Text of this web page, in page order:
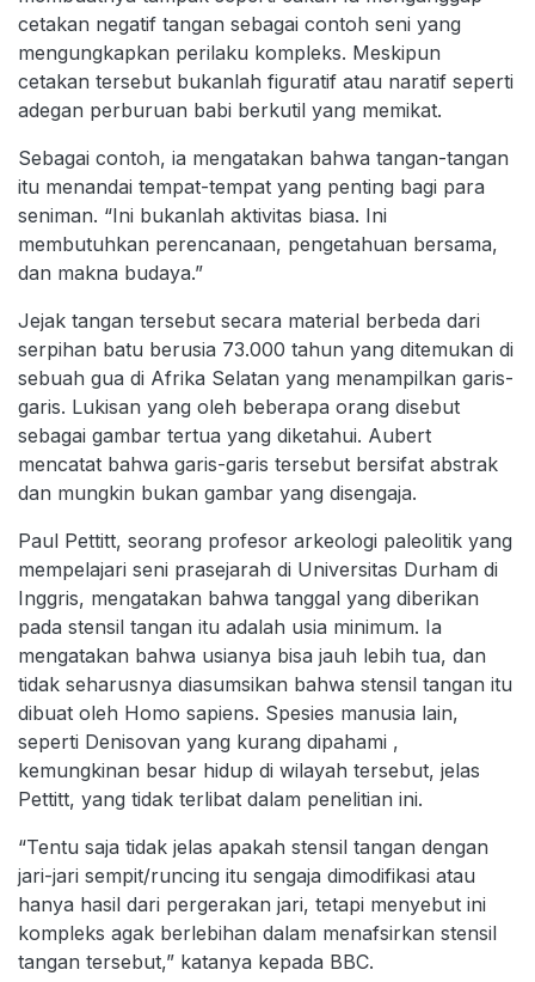
cetakan negatif tangan sebagai contoh seni yang
mengungkapkan perilaku kompleks. Meskipun
cetakan tersebut bukanlah figuratif atau naratif seperti
adegan perburuan babi berkutil yang memikat.
Sebagai contoh, ia mengatakan bahwa tangan-tangan
itu menandai tempat-tempat yang penting bagi para
seniman. “Ini bukanlah aktivitas biasa. Ini
membutuhkan perencanaan, pengetahuan bersama,
dan makna budaya.”
Jejak tangan tersebut secara material berbeda dari
serpihan batu berusia 73.000 tahun yang ditemukan di
sebuah gua di Afrika Selatan yang menampilkan garis-
garis. Lukisan yang oleh beberapa orang disebut
sebagai gambar tertua yang diketahui. Aubert
mencatat bahwa garis-garis tersebut bersifat abstrak
dan mungkin bukan gambar yang disengaja.
Paul Pettitt, seorang profesor arkeologi paleolitik yang
mempelajari seni prasejarah di Universitas Durham di
Inggris, mengatakan bahwa tanggal yang diberikan
pada stensil tangan itu adalah usia minimum. Ia
mengatakan bahwa usianya bisa jauh lebih tua, dan
tidak seharusnya diasumsikan bahwa stensil tangan itu
dibuat oleh Homo sapiens. Spesies manusia lain,
seperti Denisovan yang kurang dipahami ,
kemungkinan besar hidup di wilayah tersebut, jelas
Pettitt, yang tidak terlibat dalam penelitian ini.
“Tentu saja tidak jelas apakah stensil tangan dengan
jari-jari sempit/runcing itu sengaja dimodifikasi atau
hanya hasil dari pergerakan jari, tetapi menyebut ini
kompleks agak berlebihan dalam menafsirkan stensil
tangan tersebut,” katanya kepada BBC.